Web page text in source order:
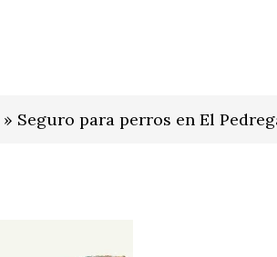
» Seguro para perros en El